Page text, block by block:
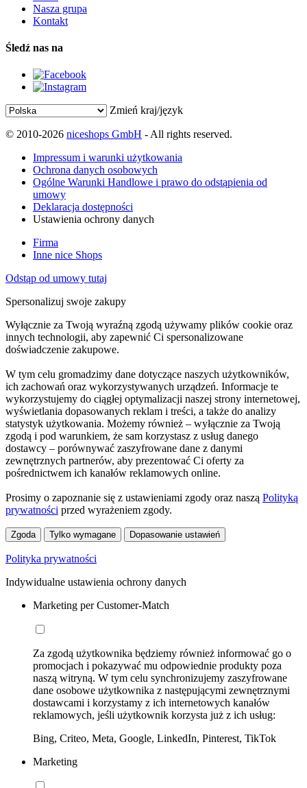
Nasza grupa
Kontakt
Śledź nas na
Zmień kraj/język
© 2010-2026 niceshops GmbH - All rights reserved.
Impressum i warunki użytkowania
Ochrona danych osobowych
Ogólne Warunki Handlowe i prawo do odstąpienia od
umowy
Deklaracja dostępności
Ustawienia ochrony danych
Firma
Inne nice Shops
Odstąp od umowy tutaj
Spersonalizuj swoje zakupy
Wyłącznie za Twoją wyraźną zgodą używamy plików cookie oraz
innych technologii, aby zapewnić Ci spersonalizowane
doświadczenie zakupowe.
W tym celu gromadzimy dane dotyczące naszych użytkowników,
ich zachowań oraz wykorzystywanych urządzeń. Informacje te
wykorzystujemy do ciągłej optymalizacji naszej strony internetowej,
wyświetlania dopasowanych reklam i treści, a także do analizy
statystyk użytkowania. Możemy również – wyłącznie za Twoją
zgodą i pod warunkiem, że sam korzystasz z usług danego
dostawcy – porównywać zaszyfrowane dane z danymi
zewnętrznych partnerów, aby prezentować Ci oferty za
pośrednictwem ich kanałów reklamowych online.
Prosimy o zapoznanie się z ustawieniami zgody oraz naszą Polityką
prywatności przed wyrażeniem zgody.
Zgoda Tylko wymagane Dopasowanie ustawień
Polityka prywatności
Indywidualne ustawienia ochrony danych
Marketing per Customer-Match
Za zgodą użytkownika będziemy również informować go o
promocjach i pokazywać mu odpowiednie produkty poza
naszą witryną. W tym celu synchronizujemy zaszyfrowane
dane osobowe użytkownika z następującymi zewnętrznymi
dostawcami i korzystamy z ich internetowych kanałów
reklamowych, jeśli użytkownik korzysta już z ich usług:
Bing, Criteo, Meta, Google, LinkedIn, Pinterest, TikTok
Marketing